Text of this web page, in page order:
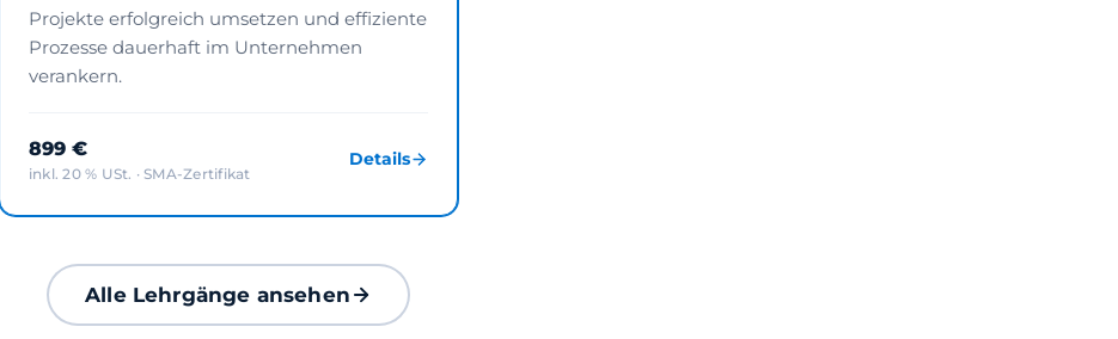
Projekte erfolgreich umsetzen und effiziente
Prozesse dauerhaft im Unternehmen
verankern.
899 €
inkl. 20 % USt. · SMA-Zertifikat
Details
Alle Lehrgänge ansehen